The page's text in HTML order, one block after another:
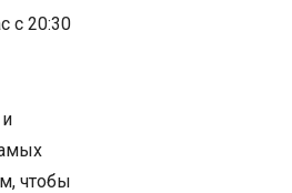
с 20:30
чтобы